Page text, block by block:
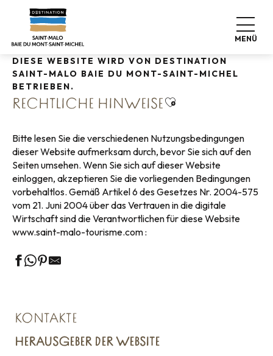
contenu
MENÜ
Startseite
DIESE WEBSITE WIRD VON DESTINATION
SAINT-MALO BAIE DU MONT-SAINT-MICHEL
BETRIEBEN.
RECHTLICHE HINWEISEAjouter aux favoris
Bitte lesen Sie die verschiedenen Nutzungsbedingungen
dieser Website aufmerksam durch, bevor Sie sich auf den
Seiten umsehen. Wenn Sie sich auf dieser Website
einloggen, akzeptieren Sie die vorliegenden Bedingungen
vorbehaltlos. Gemäß Artikel 6 des Gesetzes Nr. 2004-575
vom 21. Juni 2004 über das Vertrauen in die digitale
Wirtschaft sind die Verantwortlichen für diese Website
www.saint-malo-tourisme.com :
KONTAKTE
HERAUSGEBER DER WEBSITE